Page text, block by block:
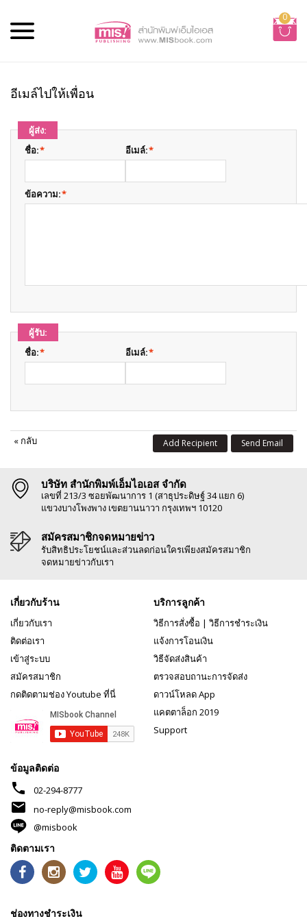
0
อีเมล์ไปให้เพื่อน
ผู้ส่ง:
*
ชื่อ: *
อีเมล์:
*
ข้อความ:
ผู้รับ:
*
ชื่อ: *
อีเมล์:
« กลับ Send Email
Add Recipient
บริษัท สำนักพิมพ์เอ็มไอเอส จำกัด
เลขที่ 213/3 ซอยพัฒนาการ 1 (สาธุประดิษฐ์ 34 แยก 6)
แขวงบางโพงพาง เขตยานนาวา กรุงเทพฯ 10120
สมัครสมาชิกจดหมายข่าว
รับสิทธิประโยชน์และส่วนลดก่อนใครเพียงสมัครสมาชิก
จดหมายข่าวกับเรา
เกี่ยวกับร้าน
เกี่ยวกับเรา
ติดต่อเรา
เข้าสู่ระบบ
สมัครสมาชิก
กดติดตามช่อง Youtube ที่นี่
บริการลูกค้า
วิธีการสั่งซื้อ | วิธีการชำระเงิน
แจ้งการโอนเงิน
วิธีจัดส่งสินค้า
ตรวจสอบถานะการจัดส่ง
ดาวน์โหลด App
แคตตาล็อก 2019
Support
ข้อมูลติดต่อ
phone 02-294-8777
mail
no-reply@misbook.com
@misbook
ติดตามเรา
ช่องทางชำระเงิน